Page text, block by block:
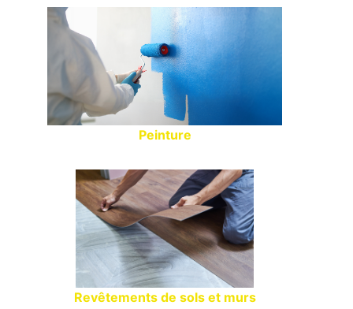
Peinture
Revêtements de sols et murs